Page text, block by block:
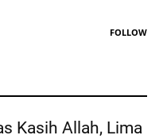
FOLLOW
Kasih Allah, Lima